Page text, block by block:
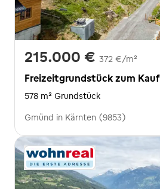
215.000 € 372 €/m²
Freizeitgrundstück zum Kauf
578 m² Grundstück
Gmünd in Kärnten (9853)